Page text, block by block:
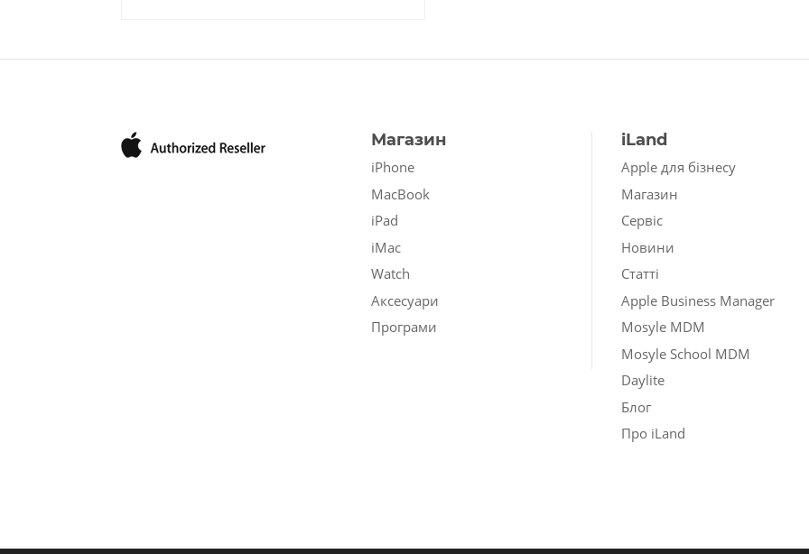
Магазин
iPhone
MacBook
iPad
iMac
Watch
Аксесуари
Програми
iLand
Apple для бізнесу
Магазин
Сервіс
Новини
Статті
Apple Business Manager
Mosyle MDM
Mosyle School MDM
Daylite
Блог
Про iLand